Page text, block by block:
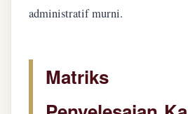
administratif murni.
Matriks